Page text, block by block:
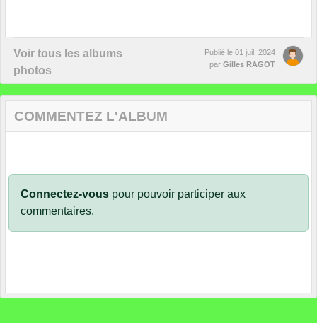
Voir tous les albums
photos
Publié le 01 juil. 2024
par Gilles RAGOT
COMMENTEZ L'ALBUM
Connectez-vous pour pouvoir participer aux
commentaires.